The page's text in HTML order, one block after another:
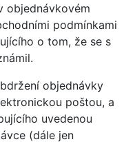
objednávkovém
podmínkami
o tom, že se s
objednávky
poštou, a
uvedenou
(dále jen